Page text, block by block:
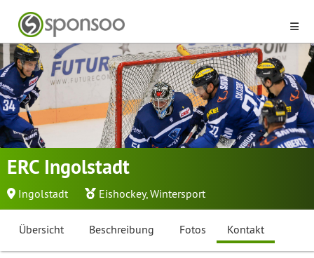
ERC Ingolstadt
Ingolstadt Eishockey,Wintersport
Übersicht Beschreibung Fotos Kontakt